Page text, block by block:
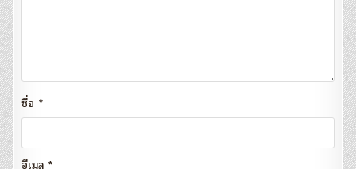
ชื่อ *
อีเมล *